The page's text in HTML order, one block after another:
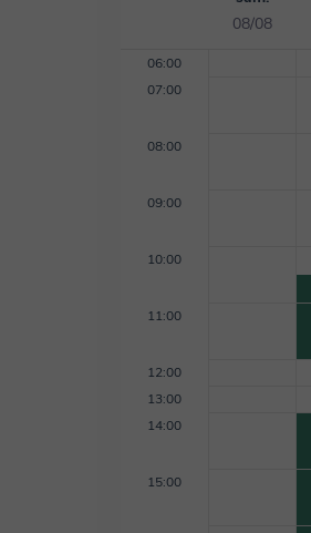
08/08
06:00
07:00
08:00
09:00
10:00
11:00
12:00
13:00
14:00
15:00